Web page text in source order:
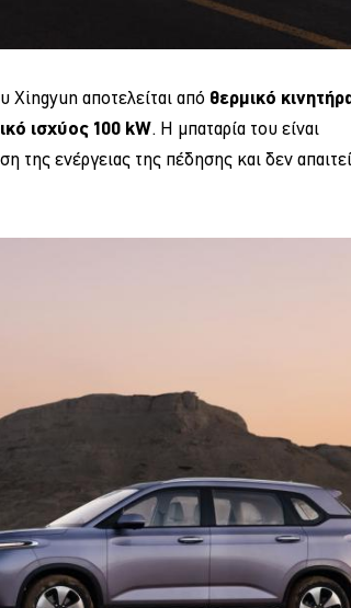
Xingyun αποτελείται από θερμικό
ισχύος 100 kW. Η μπαταρία του είναι
της ενέργειας της πέδησης και δεν